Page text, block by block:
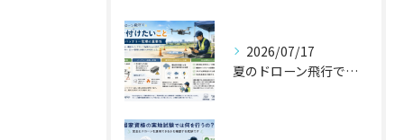
2026/07/17
夏のドローン飛行で気を付けたいこと,バッテリー管理の重要性【宮城県仙台市・名取市ドローンスクール】